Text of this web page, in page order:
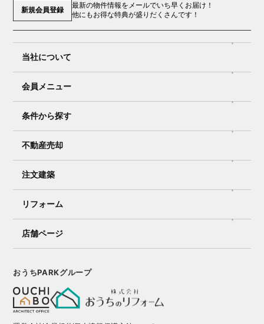
新規会員登録
最新の物件情報をメールでいち早くお届け！
他にもお得な特典が盛りだくさんです！
当社について
会員メニュー
条件から探す
不動産売却
注文建築
リフォーム
店舗ページ
おうちPARKグループ